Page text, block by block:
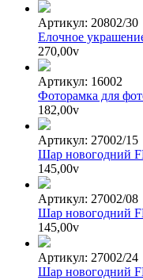
Артикул: 20802/30
Елочное
270,00v
Артикул: 16002
Фоторамка для
182,00v
Артикул: 27002/15
Шар новогодний
145,00v
Артикул: 27002/08
Шар новогодний
145,00v
Артикул: 27002/24
Шар новогодний